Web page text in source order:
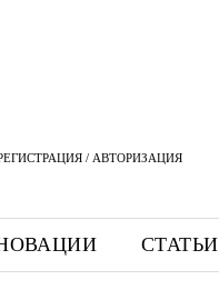
/ АВТОРИЗАЦИЯ
СТАТЬИ